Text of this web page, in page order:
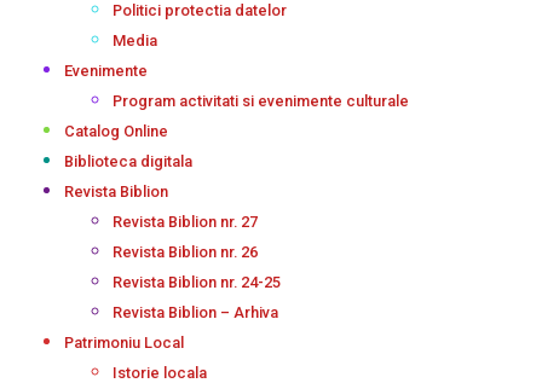
Politici protectia datelor
Media
Evenimente
Program activitati si evenimente culturale
Catalog Online
Biblioteca digitala
Revista Biblion
Revista Biblion nr. 27
Revista Biblion nr. 26
Revista Biblion nr. 24-25
Revista Biblion – Arhiva
Patrimoniu Local
Istorie locala